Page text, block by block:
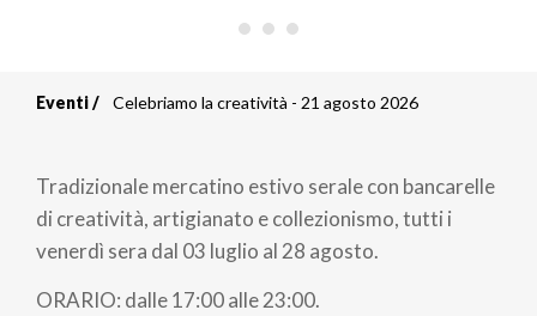
di
pane
Eventi Celebriamo la creatività - 21 agosto 2026
Tradizionale mercatino estivo serale con bancarelle
di creatività, artigianato e collezionismo, tutti i
venerdì sera dal 03 luglio al 28 agosto.
ORARIO: dalle 17:00 alle 23:00.